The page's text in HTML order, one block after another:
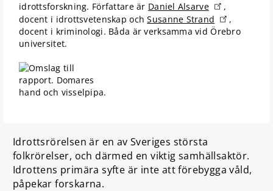
idrottsforskning. Författare är Daniel Alsarve
,
docent i idrottsvetenskap ochSusanne Strand
,
docent i kriminologi. Båda är verksamma vid Örebro
universitet.
Idrottsrörelsen är en av Sveriges största
folkrörelser, och därmed en viktig samhällsaktör.
Idrottens primära syfte är inte att förebygga våld,
påpekar forskarna.